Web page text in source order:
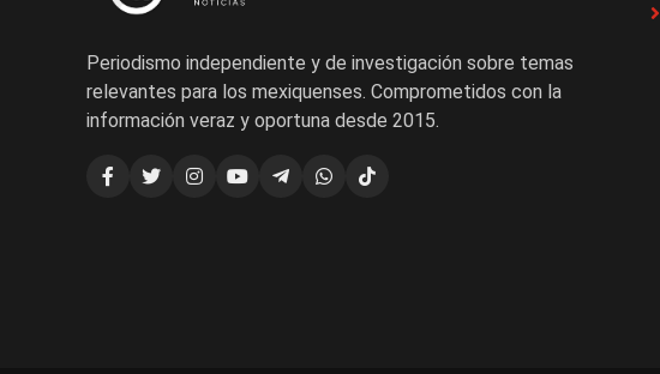
Periodismo independiente y de investigación sobre temas
relevantes para los mexiquenses. Comprometidos con la
información veraz y oportuna desde 2015.